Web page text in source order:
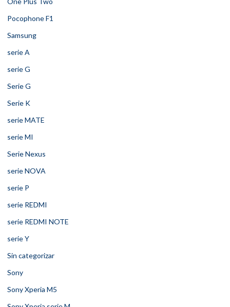
Pocophone F1
Samsung
serie A
serie G
Serie G
Serie K
serie MATE
serie MI
Serie Nexus
serie NOVA
serie P
serie REDMI
serie REDMI NOTE
serie Y
Sin categorizar
Sony
Sony Xperia M5